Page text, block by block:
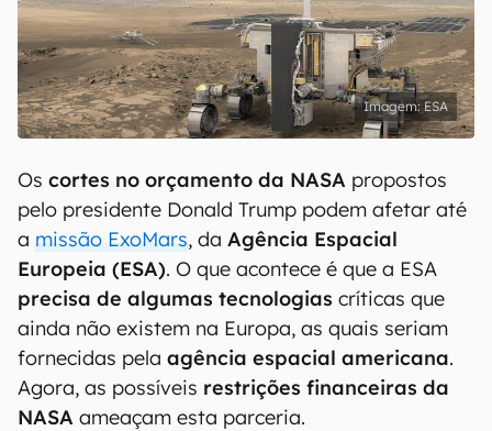
ESA
Os cortes no orçamento da NASA propostos
pelo presidente Donald Trump podem afetar até
a missão ExoMars, da Agência Espacial
Europeia (ESA). O que acontece é que a ESA
precisa de algumas tecnologias críticas que
ainda não existem na Europa, as quais seriam
fornecidas pela agência espacial americana.
Agora, as possíveis restrições financeiras da
NASA ameaçam esta parceria.